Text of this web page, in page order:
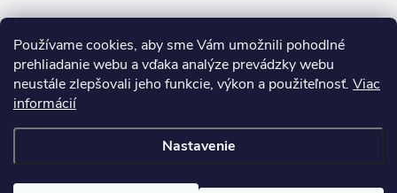
Používame cookies, aby sme Vám umožnili pohodlné
prehliadanie webu a vďaka analýze prevádzky webu
neustále zlepšovali jeho funkcie, výkon a použiteľnosť. Viac
informácií
Nastavenie
Sledovať na Instagrame
. Všetky práva vyhradené.